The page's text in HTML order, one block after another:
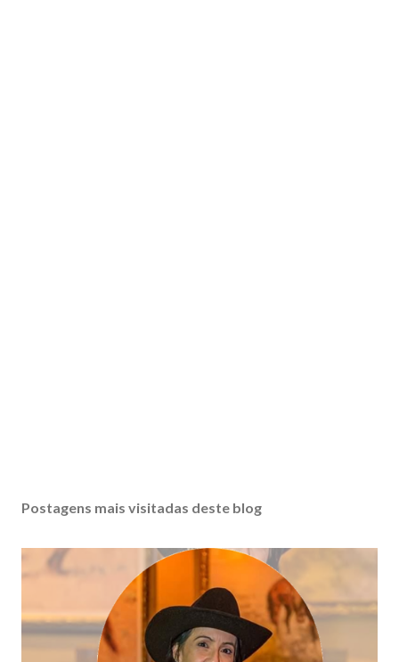
Postagens mais visitadas deste blog